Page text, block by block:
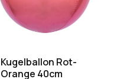
Kugelballon Rot-
Orange 40cm